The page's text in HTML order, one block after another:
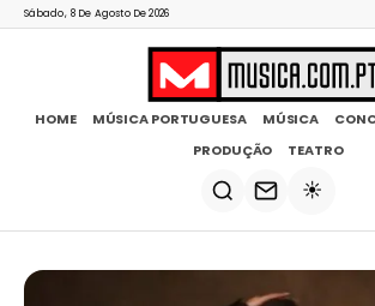
Sábado, 8 De Agosto De 2026
HOME MÚSICA PORTUGUESA MÚSICA
PRODUÇÃO
TEATRO
☀️